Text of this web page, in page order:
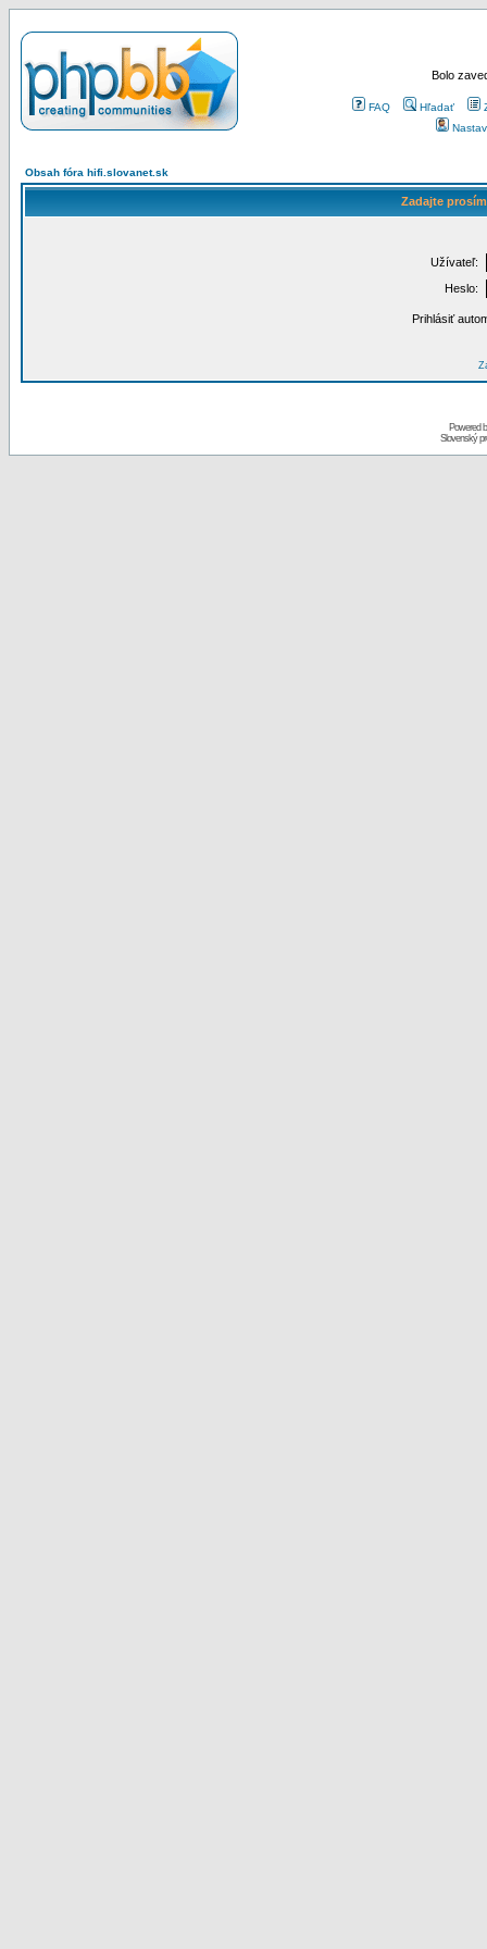
Bolo
FAQ Hľadať
Obsah fóra hifi.slovanet.sk
Zadajte
Užívateľ:
Heslo:
Prihlásiť
Powered
Slovenský